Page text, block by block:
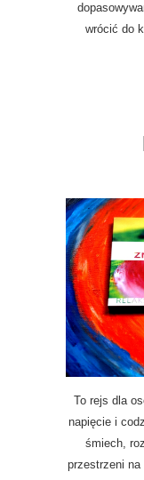
wrócić do
To rejs dla
napięcie i
śmiech,
przestrzeni na